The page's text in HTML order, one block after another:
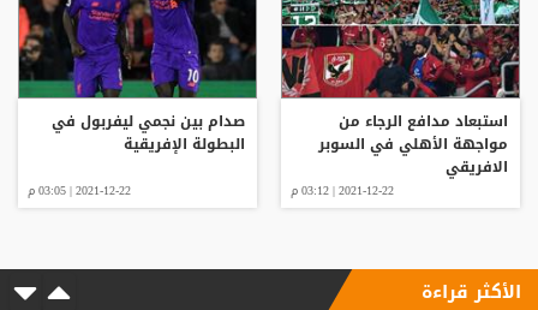
استبعاد مدافع الرجاء من
مواجهة الأهلي في السوبر
الافريقي
2021-12-22 | 03:12 م
صدام بين نجمي ليفربول في
البطولة الإفريقية
2021-12-22 | 03:05 م
الأكثر قراءة